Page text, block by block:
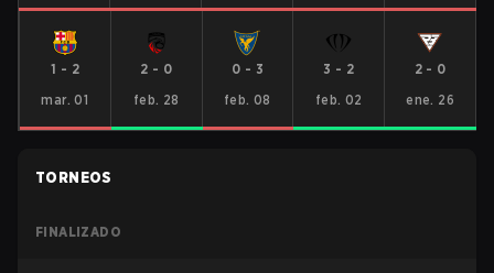
1 - 2
mar. 01
2 - 0
feb. 28
0 - 3
feb. 08
3 - 2
feb. 02
2- 0
ene. 26
TORNEOS
FINALIZADO